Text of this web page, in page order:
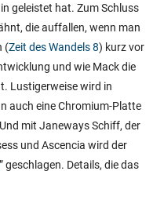
geleistet hat. Zum Schluss
die auffallen, wenn man
(Zeit des Wandels 8) kurz vor
und wie Mack die
Lustigerweise wird in
auch eine Chromium-Platte
mit Janeways Schiff, der
und Ascencia wird der
” geschlagen. Details, die das